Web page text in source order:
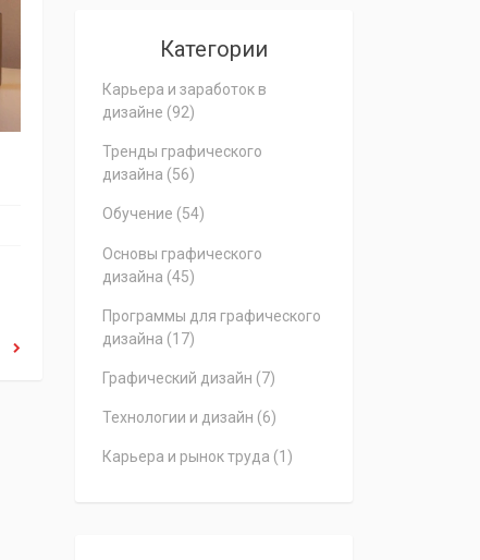
Категории
Карьера и заработок в
дизайне (92)
Тренды графического
дизайна (56)
Обучение (54)
Основы графического
дизайна (45)
Программы для графического
дизайна (17)
Графический дизайн (7)
Технологии и дизайн (6)
Карьера и рынок труда (1)